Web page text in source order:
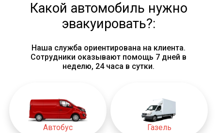
Какой автомобиль нужно
эвакуировать?:
Наша служба ориентирована на клиента.
Сотрудники оказывают помощь 7 дней в
неделю, 24 часа в сутки.
Автобус Газель